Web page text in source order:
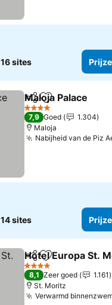
16 sites
DelenToevoegen
Maloja Palace
4 Sterren
7,9 Goed
1.304
Maloja
Nabijheid van de Piz
14 sites
DelenToevoegen
Hotel Europa St.
4 Sterren
8,1 Zeer goed
1.161
St. Moritz
Verwarmd